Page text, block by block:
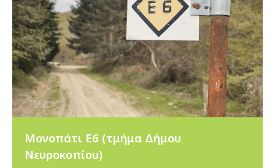
Μονοπάτι Ε6 (τμήμα Δήμου
Νευροκοπίου)